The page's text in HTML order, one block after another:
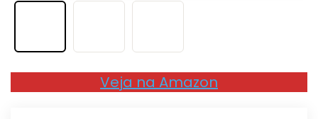
Veja na Amazon